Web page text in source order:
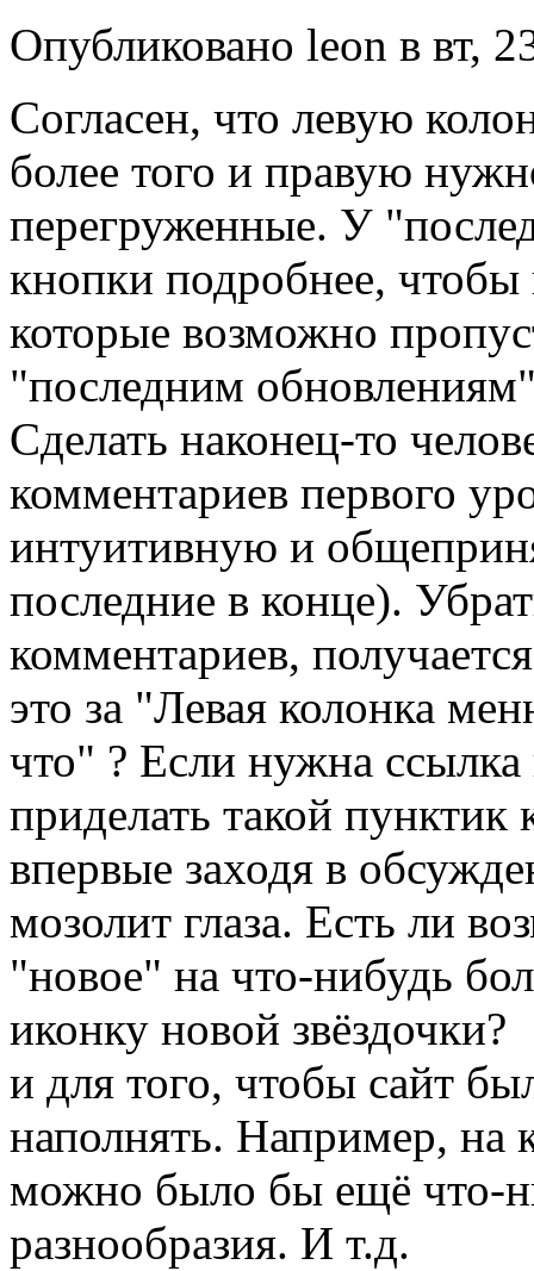
Опубликовано leon в вт,
Согласен, что левую
более того и правую
перегруженные. У
кнопки подробнее, чтобы
которые возможно
"последним
Сделать наконец-то
комментариев первого
интуитивную и
последние в конце).
комментариев,
это за "Левая колонка
что" ? Если нужна
приделать такой
впервые заходя в
мозолит глаза. Есть ли
"новое" на что-нибудь
иконку новой звёздочки?
и для того, чтобы сайт
наполнять. Например, на
можно было бы ещё что-
разнообразия. И т.д.